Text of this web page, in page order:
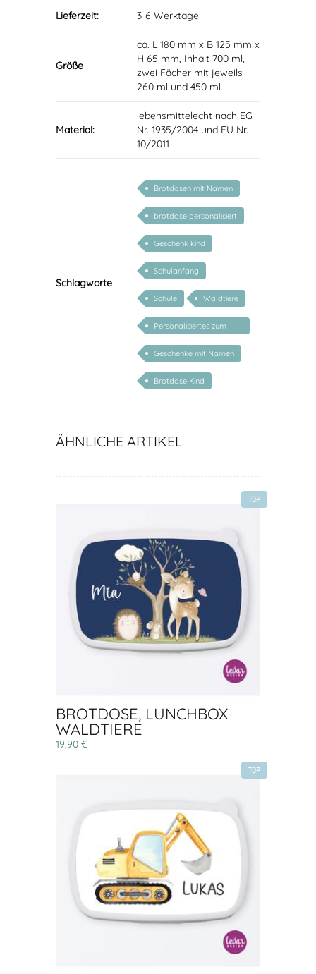
Lieferzeit: 3-6 Werktage
Größe
ca. L 180 mm x B 125 mm x
H 65 mm, Inhalt 700 ml,
zwei Fächer mit jeweils
260 ml und 450 ml
Material:
lebensmittelecht nach EG
Nr. 1935/2004 und EU Nr.
10/2011
Schlagworte
Brotdosen mit Namen
brotdose personalisiert
Geschenk kind
Schulanfang
Schule Waldtiere
Personalisiertes zum
Schulanfang
Geschenke mit Namen
Brotdose Kind
ÄHNLICHE ARTIKEL
TOP
BROTDOSE, LUNCHBOX
WALDTIERE
19,90 €
TOP